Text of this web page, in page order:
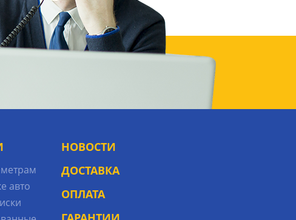
авто
НОВОСТИ
ДОСТАВКА
ОПЛАТА